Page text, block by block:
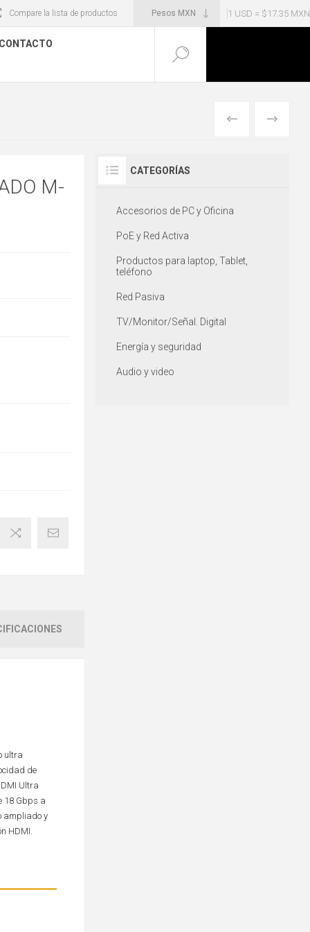
1 USD = $17.35 MXN
Compare la lista de productos
ANTERIOR
M-
ultra
de
Ultra
18 Gbps a
ampliado y
HDMI.
CATEGORÍAS
Accesorios de PC y Oficina
PoE y Red Activa
Productos para laptop, Tablet,
teléfono
Red Pasiva
TV/Monitor/Señal. Digital
Energía y seguridad
Audio y video